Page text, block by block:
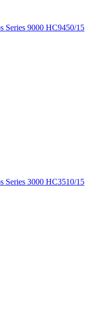
Series 9000 HC9450/15
Series 3000 HC3510/15